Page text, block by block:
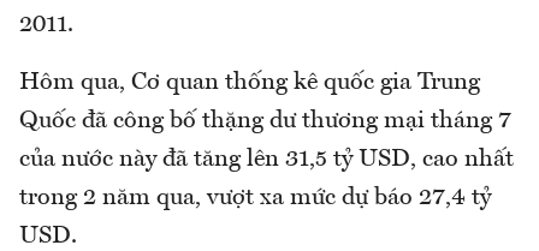
2011.
Hôm qua, Cơ quan thống kê quốc gia Trung
Quốc đã công bố thặng dư thương mại tháng 7
của nước này đã tăng lên 31,5 tỷ USD, cao nhất
trong 2 năm qua, vượt xa mức dự báo 27,4 tỷ
USD.